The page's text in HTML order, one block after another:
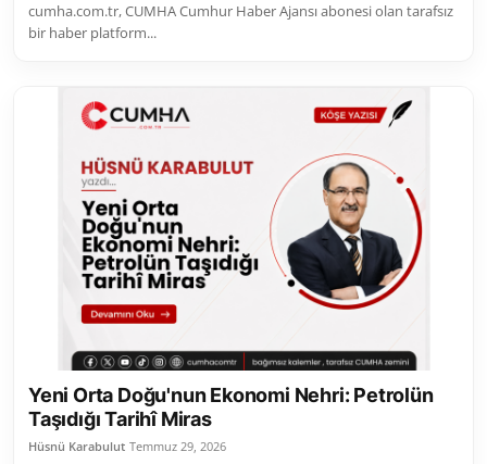
cumha.com.tr, CUMHA Cumhur Haber Ajansı abonesi olan tarafsız
bir haber platform...
Yeni Orta Doğu'nun Ekonomi Nehri: Petrolün
Taşıdığı Tarihî Miras
Hüsnü Karabulut Temmuz 29, 2026